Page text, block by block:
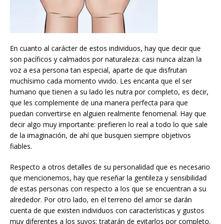
En cuanto al carácter de estos individuos, hay que decir que
son pacíficos y calmados por naturaleza: casi nunca alzan la
voz a esa persona tan especial, aparte de que disfrutan
muchísimo cada momento vivido. Les encanta que el ser
humano que tienen a su lado les nutra por completo, es decir,
que les complemente de una manera perfecta para que
puedan convertirse en alguien realmente fenomenal. Hay que
decir algo muy importante: prefieren lo real a todo lo que sale
de la imaginación, de ahí que busquen siempre objetivos
fiables.
Respecto a otros detalles de su personalidad que es necesario
que mencionemos, hay que reseñar la gentileza y sensibilidad
de estas personas con respecto a los que se encuentran a su
alrededor. Por otro lado, en el terreno del amor se darán
cuenta de que existen individuos con características y gustos
muy diferentes a los suyos: tratarán de evitarlos por completo.